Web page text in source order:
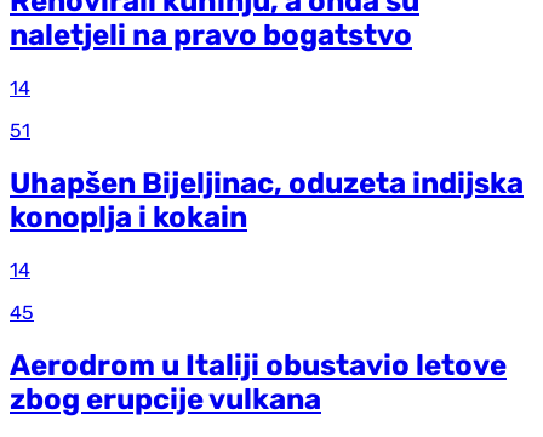
naletjeli na pravo bogatstvo
14
51
Uhapšen Bijeljinac, oduzeta indijska
konoplja i kokain
14
45
Aerodrom u Italiji obustavio letove
zbog erupcije vulkana